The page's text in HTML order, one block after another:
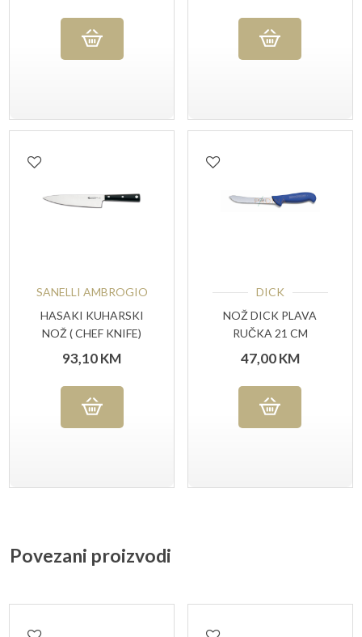
SANELLI AMBROGIO
HASAKI KUHARSKI
NOŽ ( CHEF KNIFE)
93,10KM
DICK
NOŽ DICK PLAVA
RUČKA 21 CM
47,00KM
Povezani proizvodi